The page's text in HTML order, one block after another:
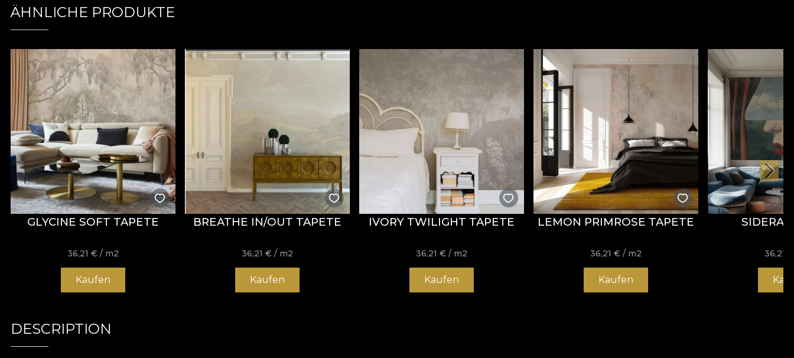
ÄHNLICHE PRODUKTE
GLYCINE SOFT TAPETE
36,21€ / m2
Kaufen
BREATHE IN/OUT TAPETE
36,21€ / m2
Kaufen
IVORY TWILIGHT TAPETE
36,21€ / m2
Kaufen
LEMON PRIMROSE TAPETE
36,21€ / m2
Kaufen
36,21
DESCRIPTION